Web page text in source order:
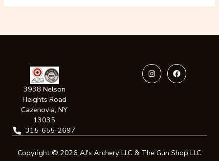
3938 Nelson
Heights Road
Cazenovia, NY
13035
315-655-2697
InstagramFacebook
Copyright © 2026 AJ's Archery LLC & The Gun Shop LLC